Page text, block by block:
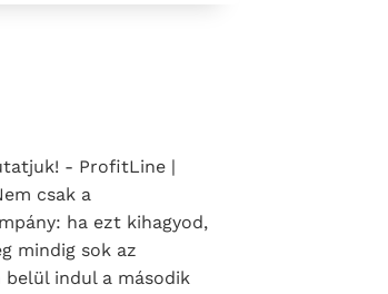
- ProfitLine |
csak a
ha ezt kihagyod,
mindig sok az
indul a második